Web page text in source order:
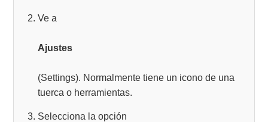
Ve a
Ajustes
(Settings). Normalmente tiene un icono de una
tuerca o herramientas.
Selecciona la opción